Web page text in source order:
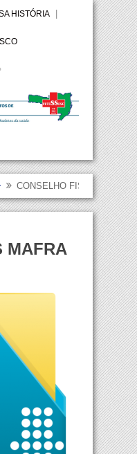
HISTÓRIA
CONSELHO FISCAL DA
MAFRA